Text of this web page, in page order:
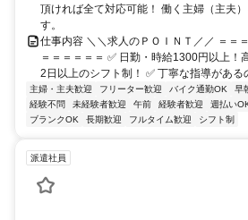
頂ければ全て対応可能！ 働く主婦（主夫
す。
仕事内容 ＼＼求人のＰＯＩＮＴ／／ ＝＝
＝＝＝＝＝＝ ✅ 日勤・時給1300円以上！
2日以上のシフト制！ ✅ 丁寧な指導がある
主婦・主夫歓迎 フリーター歓迎 バイク通勤OK 早
経験不問
未経験者歓迎 午前 経験者歓迎 週払い
ブランクOK
長期歓迎 フルタイム歓迎 シフト制
派遣社員